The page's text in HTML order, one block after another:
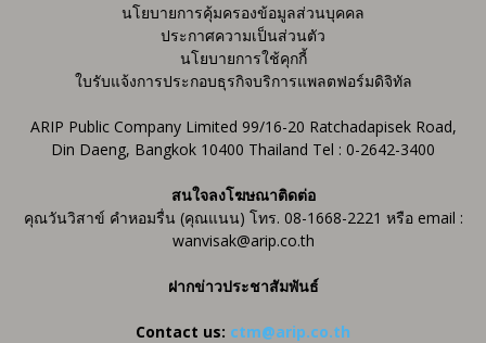
นโยบายการคุ้มครองข้อมูลส่วนบุคคล
ประกาศความเป็นส่วนตัว
นโยบายการใช้คุกกี้
ใบรับแจ้งการประกอบธุรกิจบริการแพลตฟอร์มดิจิทัล
ARIP Public Company Limited 99/16-20 Ratchadapisek Road,
Din Daeng, Bangkok 10400 Thailand Tel : 0-2642-3400
สนใจลงโฆษณาติดต่อ
คุณวันวิสาข์ คำหอมรื่น (คุณแนน) โทร. 08-1668-2221 หรือ email :
wanvisak@arip.co.th
ฝากข่าวประชาสัมพันธ์
Contact us: ctm@arip.co.th